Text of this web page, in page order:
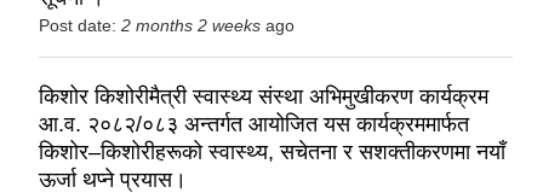
Post date: 2 months 2 weeks ago
किशोर किशोरीमैत्री स्वास्थ्य संस्था अभिमुखीकरण कार्यक्रम
आ.व. २०८२/०८३ अन्तर्गत आयोजित यस कार्यक्रममार्फत
किशोर–किशोरीहरूको स्वास्थ्य, सचेतना र सशक्तीकरणमा नयाँ
ऊर्जा थप्ने प्रयास।